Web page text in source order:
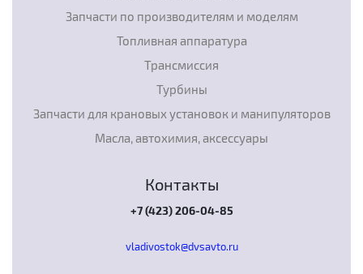
Запчасти по производителям и моделям
Топливная аппаратура
Трансмиссия
Турбины
Запчасти для крановых установок и манипуляторов
Масла, автохимия, аксессуары
Контакты
+7 (423) 206-04-85
vladivostok@dvsavto.ru